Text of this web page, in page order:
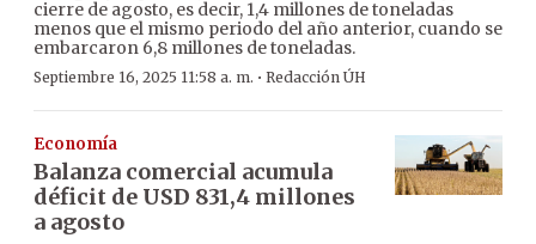
cierre de agosto, es decir, 1,4 millones de toneladas
menos que el mismo periodo del año anterior, cuando se
embarcaron 6,8 millones de toneladas.
Septiembre 16, 2025 11:58 a. m. · Redacción ÚH
Economía
Balanza comercial acumula
déficit de USD 831,4 millones
a agosto